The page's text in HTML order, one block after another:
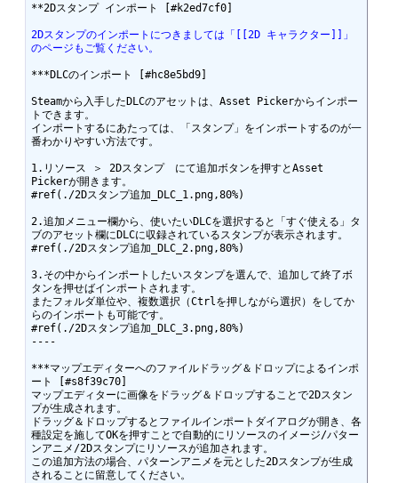
2Dスタンプのインポートにつきましては「[[2D キャラクター]]」
のページもご覧ください。
***DLCのインポート [#hc8e5bd9]
Steamから入手したDLCのアセットは、Asset Pickerからインポー
トできます。
インポートするにあたっては、「スタンプ」をインポートするのが一
番わかりやすい方法です。
1.リソース ＞ 2Dスタンプ　にて追加ボタンを押すとAsset
Pickerが開きます。
#ref(./2Dスタンプ追加_DLC_1.png,80%)
2.追加メニュー欄から、使いたいDLCを選択すると「すぐ使える」タ
ブのアセット欄にDLCに収録されているスタンプが表示されます。
#ref(./2Dスタンプ追加_DLC_2.png,80%)
3.その中からインポートしたいスタンプを選んで、追加して終了ボ
タンを押せばインポートされます。
またフォルダ単位や、複数選択（Ctrlを押しながら選択）をしてか
らのインポートも可能です。
#ref(./2Dスタンプ追加_DLC_3.png,80%)
----
***マップエディターへのファイルドラッグ＆ドロップによるインポ
ート [#s8f39c70]
マップエディターに画像をドラッグ＆ドロップすることで2Dスタン
プが生成されます。
ドラッグ＆ドロップするとファイルインポートダイアログが開き、各
種設定を施してOKを押すことで自動的にリソースのイメージ/パター
ンアニメ/2Dスタンプにリソースが追加されます。
この追加方法の場合、パターンアニメを元とした2Dスタンプが生成
されることに留意してください。